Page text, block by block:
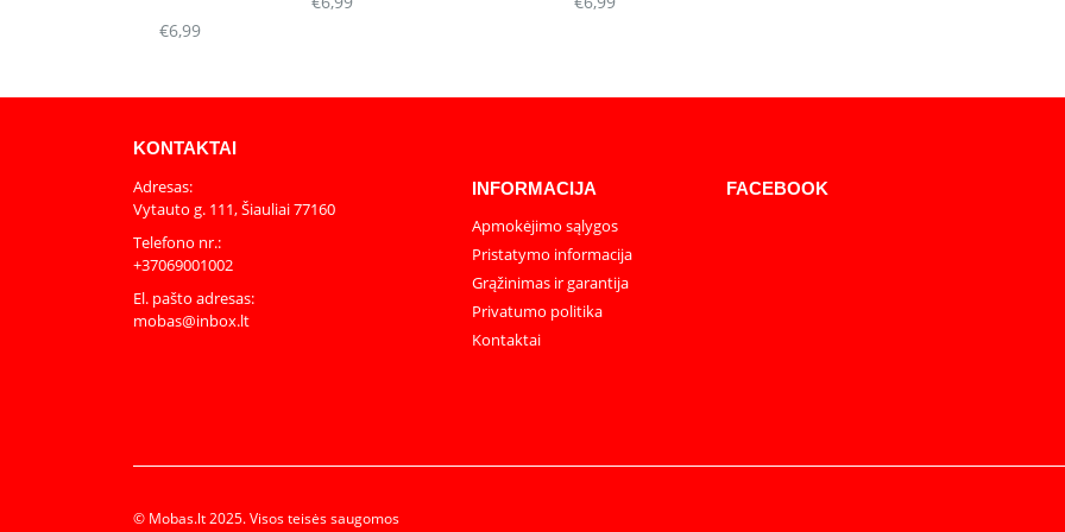
€6,99
KONTAKTAI
Adresas:
Vytauto g. 111, Šiauliai 77160
Telefono nr.:
+37069001002
El. pašto adresas:
mobas@inbox.lt
INFORMACIJA
Apmokėjimo sąlygos
Pristatymo informacija
Grąžinimas ir garantija
Privatumo politika
Kontaktai
FACEBOOK
© Mobas.lt 2025. Visos teisės saugomos